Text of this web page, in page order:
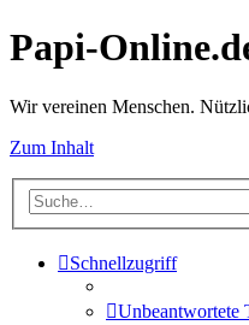
Papi-
Wir vereinen Menschen.
Zum Inhalt
Schnellzugriff
Unbeantwortete